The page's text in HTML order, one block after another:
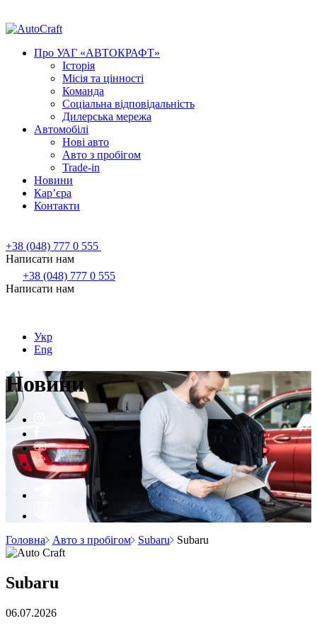
Про УАГ «АВТОКРАФТ»
Історія
Місія та цінності
Команда
Соціальна відповідальність
Дилерська мережа
Автомобілі
Нові авто
Авто з пробігом
Trade-in
Новини
Кар’єра
Контакти
+38 (048) 777 0 555
Написати нам
+38 (048) 777 0 555
Написати нам
Укр
Eng
Новини
Головна Авто з пробігом Subaru Subaru
Subaru
06.07.2026